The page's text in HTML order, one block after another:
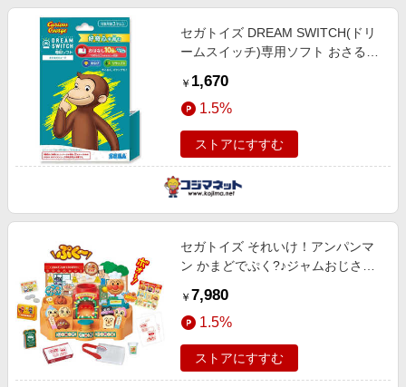
セガトイズ DREAM SWITCH(ドリ
ームスイッチ)専用ソフト おさるの
￥ 1,670
1.5%
ストアにすすむ
セガトイズ それいけ！アンパンマ
ン かまどでぷく?♪ジャムおじさん
￥ 7,980
1.5%
ストアにすすむ